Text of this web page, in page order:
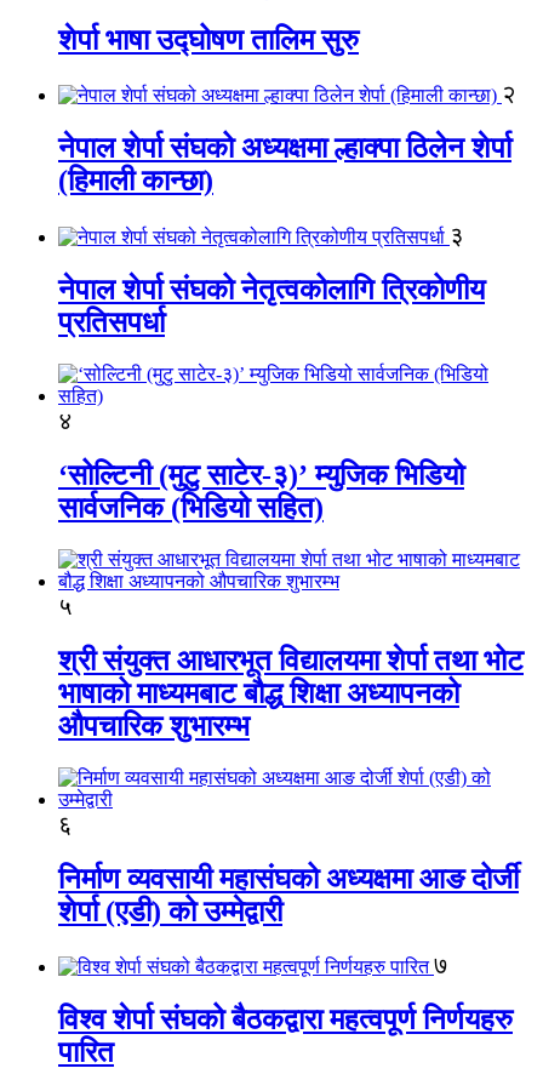
शेर्पा भाषा उद्घोषण तालिम सुरु
२
नेपाल शेर्पा संघको अध्यक्षमा ल्हाक्पा ठिलेन शेर्पा
(हिमाली कान्छा)
३
नेपाल शेर्पा संघको नेतृत्वकोलागि त्रिकोणीय
प्रतिसपर्धा
४
‘सोल्टिनी (मुटु साटेर-३)’ म्युजिक भिडियो
सार्वजनिक (भिडियो सहित)
५
श्री संयुक्त आधारभूत विद्यालयमा शेर्पा तथा भोट
भाषाको माध्यमबाट बौद्ध शिक्षा अध्यापनको
औपचारिक शुभारम्भ
६
निर्माण व्यवसायी महासंघको अध्यक्षमा आङ दोर्जी
शेर्पा (एडी) को उम्मेद्वारी
७
विश्व शेर्पा संघको बैठकद्वारा महत्वपूर्ण निर्णयहरु
पारित